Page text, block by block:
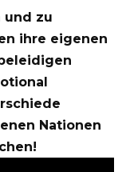
und zu
ihre eigenen
Nationen